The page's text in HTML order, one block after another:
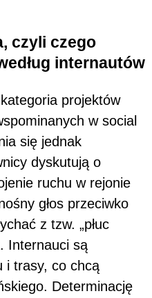
czyli czego
internautów
projektów
w social
się jednak
dyskutują o
ruchu w rejonie
głos przeciwko
z tzw. „płuc
Internauci są
i trasy, co chcą
Determinację